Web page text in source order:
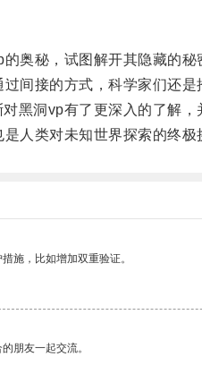
秘，试图解开其隐藏的秘
接的方式，科学家们还是
洞vp有了更深入的了解，
类对未知世界探索的终极
施，比如增加双重验证。
朋友一起交流。